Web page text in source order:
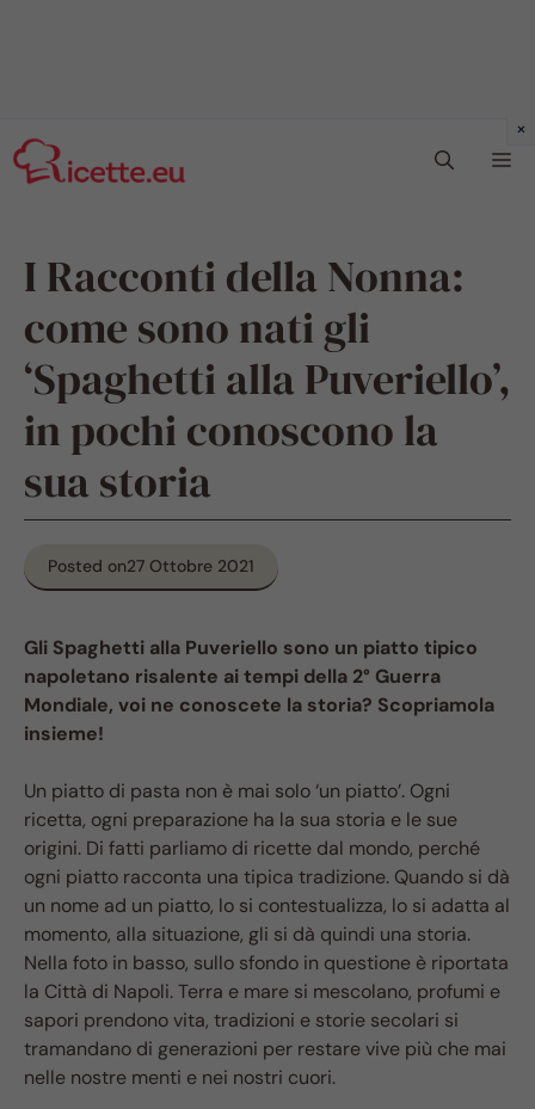
al
contenuto
I Racconti della Nonna:
come sono nati gli
‘Spaghetti alla Puveriello’,
in pochi conoscono la
sua storia
Posted on27 Ottobre 2021
Gli Spaghetti alla Puveriello sono un piatto tipico
napoletano risalente ai tempi della 2° Guerra
Mondiale, voi ne conoscete la storia? Scopriamola
insieme!
Un piatto di pasta non è mai solo ‘un piatto’. Ogni
ricetta, ogni preparazione ha la sua storia e le sue
origini. Di fatti parliamo di ricette dal mondo, perché
ogni piatto racconta una tipica tradizione. Quando si dà
un nome ad un piatto, lo si contestualizza, lo si adatta al
momento, alla situazione, gli si dà quindi una storia.
Nella foto in basso, sullo sfondo in questione è riportata
la Città di Napoli. Terra e mare si mescolano, profumi e
sapori prendono vita, tradizioni e storie secolari si
tramandano di generazioni per restare vive più che mai
nelle nostre menti e nei nostri cuori.